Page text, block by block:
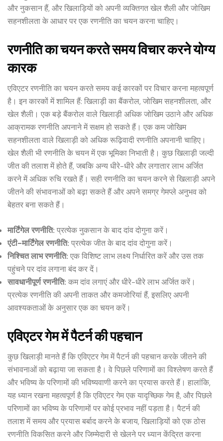
और नुकसान हैं, और खिलाड़ियों को अपनी व्यक्तिगत खेल शैली और जोखिम
सहनशीलता के आधार पर एक रणनीति का चयन करना चाहिए।
रणनीति का चयन करते समय विचार करने योग्य
कारक
एविएटर रणनीति का चयन करते समय कई कारकों पर विचार करना महत्वपूर्ण
है। इन कारकों में शामिल हैं: खिलाड़ी का बैंकरोल, जोखिम सहनशीलता, और
खेल शैली। एक बड़े बैंकरोल वाले खिलाड़ी अधिक जोखिम उठाने और अधिक
आक्रामक रणनीति अपनाने में सक्षम हो सकते हैं। एक कम जोखिम
सहनशीलता वाले खिलाड़ी को अधिक रूढ़िवादी रणनीति अपनानी चाहिए।
खेल शैली भी रणनीति के चयन में एक भूमिका निभाती है। कुछ खिलाड़ी जल्दी
जीत की तलाश में होते हैं, जबकि अन्य धीरे-धीरे और लगातार लाभ अर्जित
करने में अधिक रुचि रखते हैं। सही रणनीति का चयन करने से खिलाड़ी अपने
जीतने की संभावनाओं को बढ़ा सकते हैं और अपने समग्र गेमप्ले अनुभव को
बेहतर बना सकते हैं।
मार्टिंगेल रणनीति: प्रत्येक नुकसान के बाद दांव दोगुना करें।
एंटी-मार्टिंगेल रणनीति: प्रत्येक जीत के बाद दांव दोगुना करें।
निश्चित लाभ रणनीति: एक विशिष्ट लाभ लक्ष्य निर्धारित करें और उस तक
पहुंचने पर दांव लगाना बंद कर दें।
सावधानीपूर्ण रणनीति: कम दांव लगाएं और धीरे-धीरे लाभ अर्जित करें।
प्रत्येक रणनीति की अपनी ताकत और कमजोरियां हैं, इसलिए अपनी
आवश्यकताओं के अनुसार एक का चयन करें।
एविएटर गेम में पैटर्न की पहचान
कुछ खिलाड़ी मानते हैं कि एविएटर गेम में पैटर्न की पहचान करके जीतने की
संभावनाओं को बढ़ाया जा सकता है। वे पिछले परिणामों का विश्लेषण करते हैं
और भविष्य के परिणामों की भविष्यवाणी करने का प्रयास करते हैं। हालांकि,
यह ध्यान रखना महत्वपूर्ण है कि एविएटर गेम एक यादृच्छिक गेम है, और पिछले
परिणामों का भविष्य के परिणामों पर कोई प्रभाव नहीं पड़ता है। पैटर्न की
तलाश में समय और प्रयास बर्बाद करने के बजाय, खिलाड़ियों को एक ठोस
रणनीति विकसित करने और जिम्मेदारी से खेलने पर ध्यान केंद्रित करना